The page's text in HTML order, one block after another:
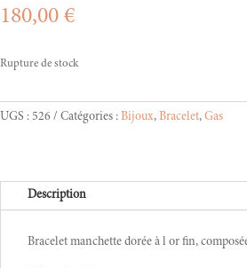
180,00 €
Rupture de stock
UGS : 526 Catégories : Bijoux, Bracelet, Gas
Description
Bracelet manchette dorée à l or fin,